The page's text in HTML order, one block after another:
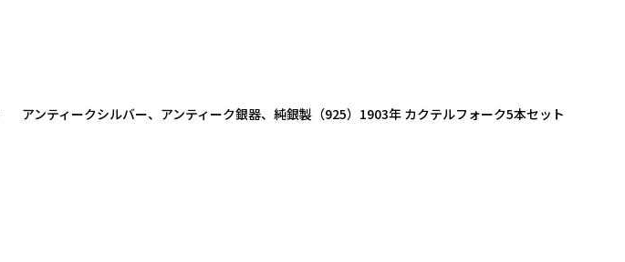
アンティークシルバー、アンティーク銀器、純銀製（925）1903年 カクテルフォーク5本セット